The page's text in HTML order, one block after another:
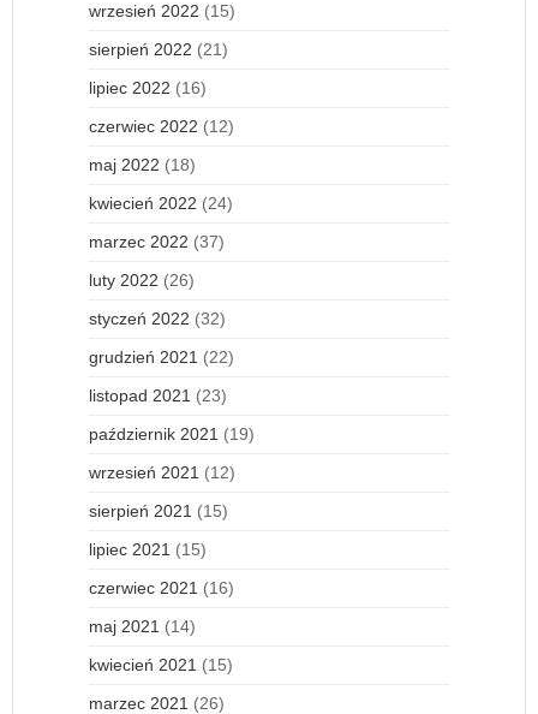
wrzesień 2022 (15)
sierpień 2022 (21)
lipiec 2022 (16)
czerwiec 2022 (12)
maj 2022 (18)
kwiecień 2022 (24)
marzec 2022 (37)
luty 2022 (26)
styczeń 2022 (32)
grudzień 2021 (22)
listopad 2021 (23)
październik 2021 (19)
wrzesień 2021 (12)
sierpień 2021 (15)
lipiec 2021 (15)
czerwiec 2021 (16)
maj 2021 (14)
kwiecień 2021 (15)
marzec 2021 (26)